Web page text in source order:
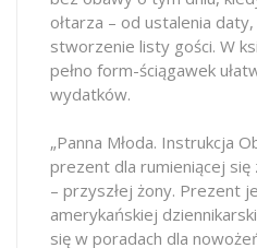
ołtarza – od ustalenia
stworzenie listy gości. W
pełno form-ściągawek
wydatków.
„Panna Młoda. Instrukcja
prezent dla rumieniącej
– przyszłej żony. Prezent
amerykańskiej
się w poradach dla